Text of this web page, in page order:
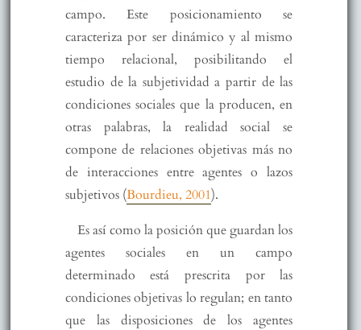
campo. Este posicionamiento se
caracteriza por ser dinámico y al mismo
tiempo relacional, posibilitando el
estudio de la subjetividad a partir de las
condiciones sociales que la producen, en
otras palabras, la realidad social se
compone de relaciones objetivas más no
de interacciones entre agentes o lazos
subjetivos (Bourdieu, 2001).
Es así como la posición que guardan los
agentes sociales en un campo
determinado está prescrita por las
condiciones objetivas lo regulan; en tanto
que las disposiciones de los agentes